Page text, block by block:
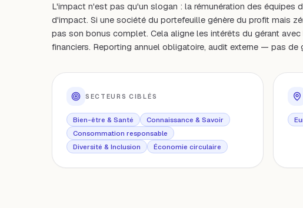
L'impact n'est pas qu'un slogan : la rémunération des équipes
d'impact. Si une société du portefeuille génère du profit mais
pas son bonus complet. Cela aligne les intérêts du gérant
financiers. Reporting annuel obligatoire, audit externe — pas de
SECTEURS CIBLÉS
Bien-être & Santé
Connaissance & Savoir
Consommation responsable
Diversité & Inclusion
Économie circulaire